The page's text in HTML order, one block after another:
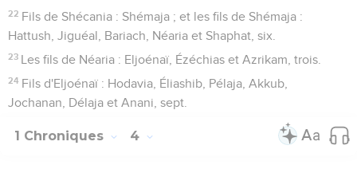
22 Fils de Shécania : Shémaja ; et les fils de Shémaja :
Hattush, Jiguéal, Bariach, Néaria et Shaphat, six.
23 Les fils de Néaria : Eljoénaï, Ézéchias et Azrikam, trois.
24 Fils d'Eljoénaï : Hodavia, Éliashib, Pélaja, Akkub,
Jochanan, Délaja et Anani, sept.
1 Chroniques 4